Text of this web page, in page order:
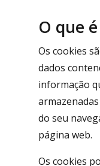
O que
Os cookies
dados
informação
do seu
página web.
Os cookies